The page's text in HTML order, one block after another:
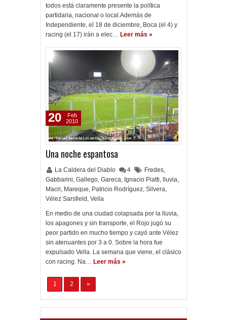
todos está claramente presente la política
partidaria, nacional o local.Además de
Independiente, el 18 de diciembre, Boca (el 4) y
racing (el 17) irán a elec… Leer más »
Una noche espantosa
La Caldera del Diablo 4 Fredes,
Gabbarini, Gallego, Gareca, Ignacio Piatti, lluvia,
Macri, Mareque, Patricio Rodríguez, Silvera,
Vélez Sarsfield , Vella
En medio de una ciudad colapsada por la lluvia,
los apagones y sin transporte, el Rojo jugó su
peor partido en mucho tiempo y cayó ante Vélez
sin atenuantes por 3 a 0. Sobre la hora fue
expulsado Vella. La semana que viene, el clásico
con racing. Na… Leer más »
20
Feb
2010
1 2 »